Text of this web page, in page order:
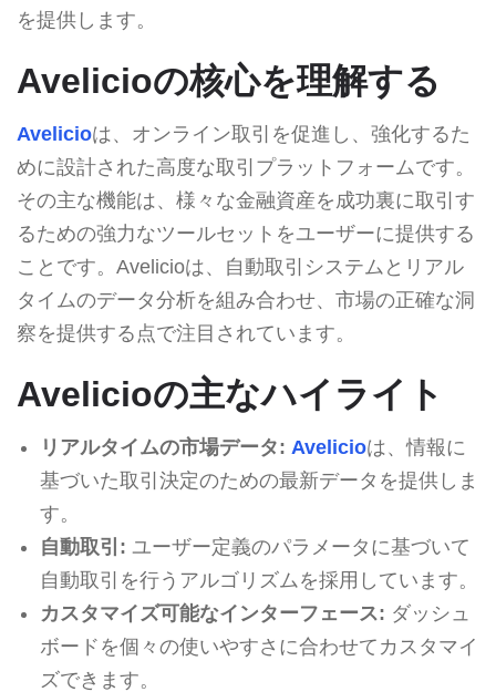
を提供します。
Avelicioの核心を理解する
Avelicioは、オンライン取引を促進し、強化するた
めに設計された高度な取引プラットフォームです。
その主な機能は、様々な金融資産を成功裏に取引す
るための強力なツールセットをユーザーに提供する
ことです。Avelicioは、自動取引システムとリアル
タイムのデータ分析を組み合わせ、市場の正確な洞
察を提供する点で注目されています。
Avelicioの主なハイライト
リアルタイムの市場データ: Avelicioは、情報に
基づいた取引決定のための最新データを提供しま
す。
自動取引: ユーザー定義のパラメータに基づいて
自動取引を行うアルゴリズムを採用しています。
カスタマイズ可能なインターフェース: ダッシュ
ボードを個々の使いやすさに合わせてカスタマイ
ズできます。